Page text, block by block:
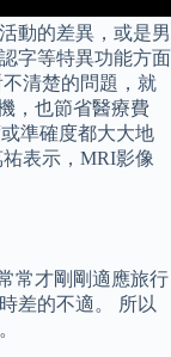
動的差異，或是男
字等特異功能方面
清楚的問題，就
，也節省醫療費
準確度都大大地
表示，MRI影像
常才剛剛適應旅行
差的不適。 所以